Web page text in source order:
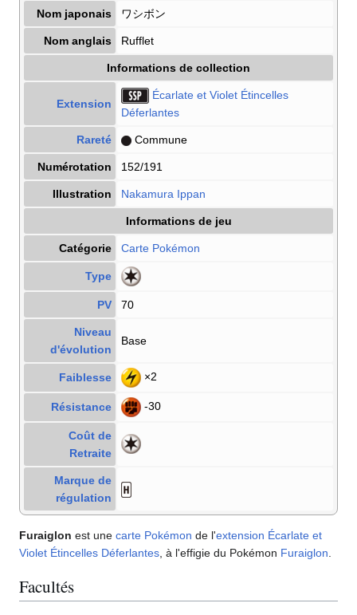
Nom japonais ワシボン
Nom anglais Rufflet
Informations de collection
Extension
Écarlate et Violet Étincelles
Déferlantes
Rareté Commune
Numérotation 152/191
Illustration Nakamura Ippan
Informations de jeu
Catégorie Carte Pokémon
Type
PV 70
Niveau
d'évolution
Base
Faiblesse ×2
Résistance -30
Coût de
Retraite
Marque de
régulation
Furaiglon est une carte Pokémon de l'extension Écarlate et
Violet Étincelles Déferlantes , à l'effigie du Pokémon Furaiglon
Facultés